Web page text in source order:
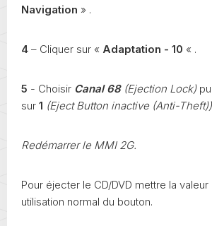
Navigation » .
4 – Cliquer sur « Adaptation - 10 « .
5 - Choisir Canal 68(Ejection Lock)
sur 1 (Eject Button inactive (Anti-Theft))
Redémarrer le MMI 2G.
Pour éjecter le CD/DVD mettre la valeur
utilisation normal du bouton.